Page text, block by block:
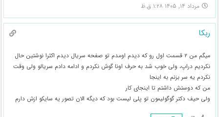
مرداد ۱۴, ۱۴۰۵ ۱:۲۸ ق.ظ
ربکا
میگم من ۲ قسمت اول رو که دیدم اومدم تو صفحه سریال دیدم اکثرا نوشتین حال
نکردیم دراپ، ولی خوب شد به حرف اونا گوش نکردم و ادامه دادم سریالو ولی وقت
نکردم یه سر بزنم به اینجا
من که دوستش داشتم تا اینجای کار
ولی حیف دکتر گوگولیمون تو پلی لیست بود که دیگه الان تصور یه سایکو ازش دارم